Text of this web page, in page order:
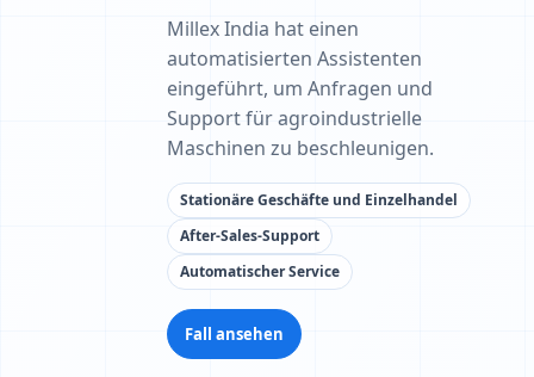
Millex India hat einen
automatisierten Assistenten
eingeführt, um Anfragen und
Support für agroindustrielle
Maschinen zu beschleunigen.
Stationäre Geschäfte und Einzelhandel
After-Sales-Support
Automatischer Service
Fall ansehen